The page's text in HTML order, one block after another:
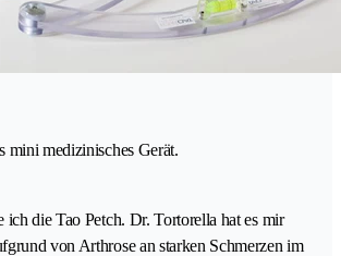
mini medizinisches Gerät.
ich die Tao Petch. Dr. Tortorella hat es mir
von Arthrose an starken Schmerzen im